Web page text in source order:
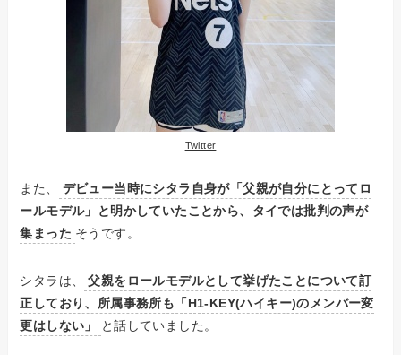
Twitter
また、
デビュー当時にシタラ自身が「父親が自分にとってロ
ールモデル」と明かしていたことから、タイでは批判の声が
集まった そうです。
シタラは、
父親をロールモデルとして挙げたことについて訂
正しており、所属事務所も「H1-KEY(ハイキー)のメンバー変
更はしない」
と話していました。